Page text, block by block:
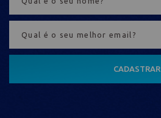
CADASTRAR